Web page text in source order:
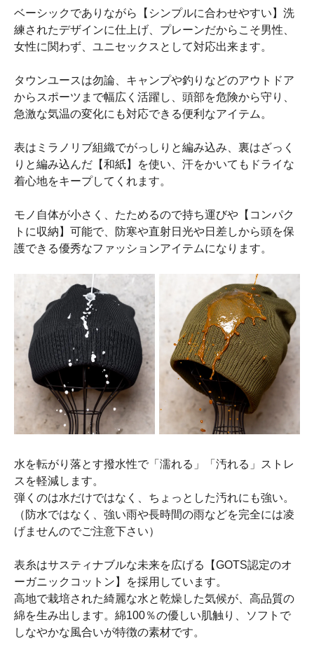
ベーシックでありながら【シンプルに合わせやすい】洗
練されたデザインに仕上げ、プレーンだからこそ男性、
女性に関わず、ユニセックスとして対応出来ます。
タウンユースは勿論、キャンプや釣りなどのアウトドア
からスポーツまで幅広く活躍し、頭部を危険から守り、
急激な気温の変化にも対応できる便利なアイテム。
表はミラノリブ組織でがっしりと編み込み、裏はざっく
りと編み込んだ【和紙】を使い、汗をかいてもドライな
着心地をキープしてくれます。
モノ自体が小さく、たためるので持ち運びや【コンパク
トに収納】可能で、防寒や直射日光や日差しから頭を保
護できる優秀なファッションアイテムになります。
水を転がり落とす撥水性で「濡れる」「汚れる」ストレ
スを軽減します。
弾くのは水だけではなく、ちょっとした汚れにも強い。
（防水ではなく、強い雨や長時間の雨などを完全には凌
げませんのでご注意下さい）
表糸はサスティナブルな未来を広げる【GOTS認定のオ
ーガニックコットン】を採用しています。
高地で栽培された綺麗な水と乾燥した気候が、高品質の
綿を生み出します。綿100％の優しい肌触り、ソフトで
しなやかな風合いが特徴の素材です。